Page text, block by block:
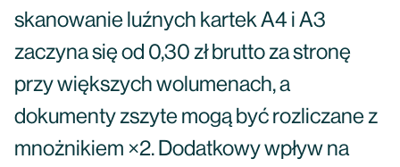
skanowanie luźnych kartek A4 i A3
zaczyna się od 0,30 zł brutto za stronę
przy większych wolumenach, a
dokumenty zszyte mogą być rozliczane z
mnożnikiem ×2. Dodatkowy wpływ na